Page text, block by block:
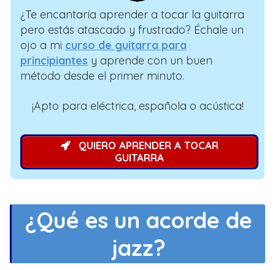
¿Te encantaría aprender a tocar la guitarra
pero estás atascado y frustrado? Échale un
ojo a mi curso de guitarra para
principiantes y aprende con un buen
método desde el primer minuto.
¡Apto para eléctrica, española o acústica!
QUIERO APRENDER A TOCAR
GUITARRA
¿Qué es un acorde de
jazz?